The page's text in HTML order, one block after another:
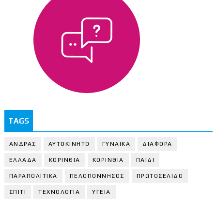
TAGS
ΑΝΔΡΑΣ ΑΥΤΟΚΙΝΗΤΟ ΓΥΝΑΙΚΑ ΔΙΑΦΟΡΑ
ΕΛΛΑΔΑ ΚΟΡΙΝΘΙΑ ΚΟΡΙΝΘΙA ΠΑΙΔΙ
ΠΑΡΑΠΟΛΙΤΙΚΑ ΠΕΛΟΠΟΝΝΗΣΟΣ ΠΡΩΤΟΣΕΛΙΔΟ
ΣΠΙΤΙ ΤΕΧΝΟΛΟΓΙΑ ΥΓΕΙΑ